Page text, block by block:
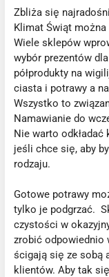
Zbliża się
Klimat Świąt
Wiele sklepów
wybór prezentów
półprodukty na
ciasta i potrawy a
Wszystko to
Namawianie do
Nie warto
jeśli chce się, aby
rodzaju.
Gotowe potrawy
tylko je podgrzać.
czystości w
zrobić odpowiednio
ścigają się ze sobą
klientów. Aby tak